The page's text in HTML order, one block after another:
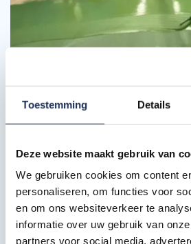
Toestemming Details
Deze website maakt gebruik van
We gebruiken cookies om content
personaliseren, om functies voor
en om ons websiteverkeer te
informatie over uw gebruik van
partners voor social media,
Aanleiding renovatie
De vloerafwerking in de fabriek in
niet meer aan de wet- en
de groenteverwerking geldt. Deze
Ruys Vloeren gelegd, heeft ruim
zwaarste omstandigheden
tijd voor renovatie!